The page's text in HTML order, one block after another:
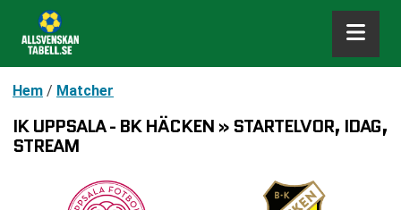
Hem / Matcher
IK UPPSALA - BK HÄCKEN » STARTELVOR, IDAG,
STREAM